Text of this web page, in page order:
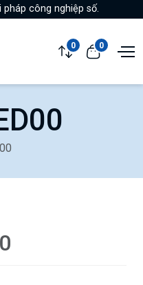
pháp công nghiệp số.
0 0